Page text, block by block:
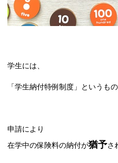
学生には、
「学生納付特例制度」というも
申請により
在学中の保険料の納付が猶予さ